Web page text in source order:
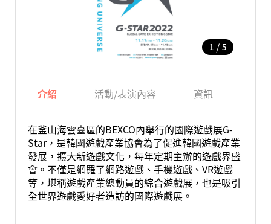
1 / 5
介紹 活動/表演內容 資訊
在釜山海雲臺區的BEXCO內舉行的國際遊戲展G-
Star，是韓國遊戲產業協會為了促進韓國遊戲產業
發展，擴大新遊戲文化，每年定期主辦的遊戲界盛
會。不僅是網羅了網路遊戲、手機遊戲、VR遊戲
等，堪稱遊戲產業總動員的綜合遊戲展，也是吸引
全世界遊戲愛好者造訪的國際遊戲展。